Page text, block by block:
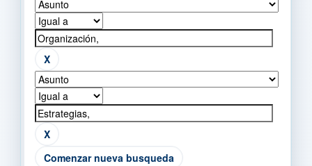
Comenzar nueva busqueda